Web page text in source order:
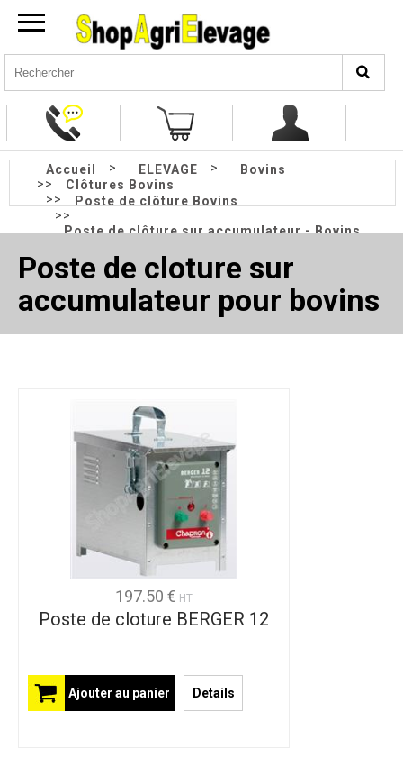
Accueil > ELEVAGE >
Bovins
>>
Clôtures Bovins
>>
Poste de clôture Bovins
>>
Poste de clôture sur accumulateur - Bovins
Poste de cloture sur
accumulateur pour bovins
197.50 € HT
Poste de cloture BERGER 12
Ajouter au panier Details